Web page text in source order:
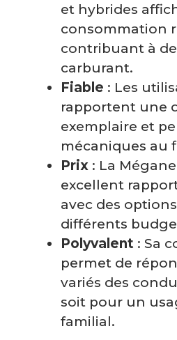
et hybrides
consommation
contribuant à
carburant.
Fiable : Les
rapportent une
exemplaire et
mécaniques au
Prix : La
excellent
avec des
différents
Polyvalent : Sa
permet de
variés des
soit pour un
familial.